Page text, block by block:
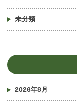
未分類
2026年8月